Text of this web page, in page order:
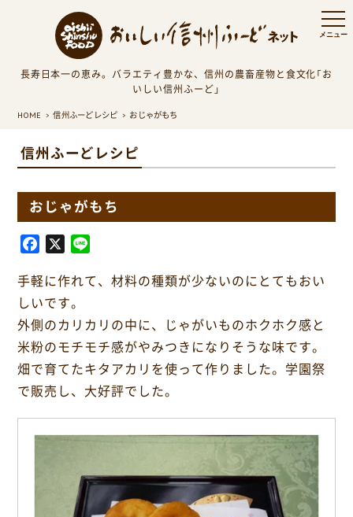
長寿日本一の恵み。バラエティ豊かな、信州の農畜産物と食文化「お
いしい信州ふーど」
HOME 信州ふーどレシピ おじゃがもち
信州ふーどレシピ
おじゃがもち
c
e
b
o
o
k
X
n
手軽に作れて、材料の種類が少ないのにとてもおい
しいです。
外側のカリカリの中に、じゃがいものホクホク感と
米粉のモチモチ感がやみつきになりそうな味です。
畑で育てたキタアカリを使って作りました。学園祭
で販売し、大好評でした。